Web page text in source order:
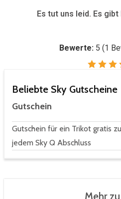
Es tut uns leid. Es
Bewerte: 5 (1
Beliebte Sky Gutscheine
Gutschein
Gutschein für ein Trikot gratis zu
jedem Sky Q Abschluss
Mehr